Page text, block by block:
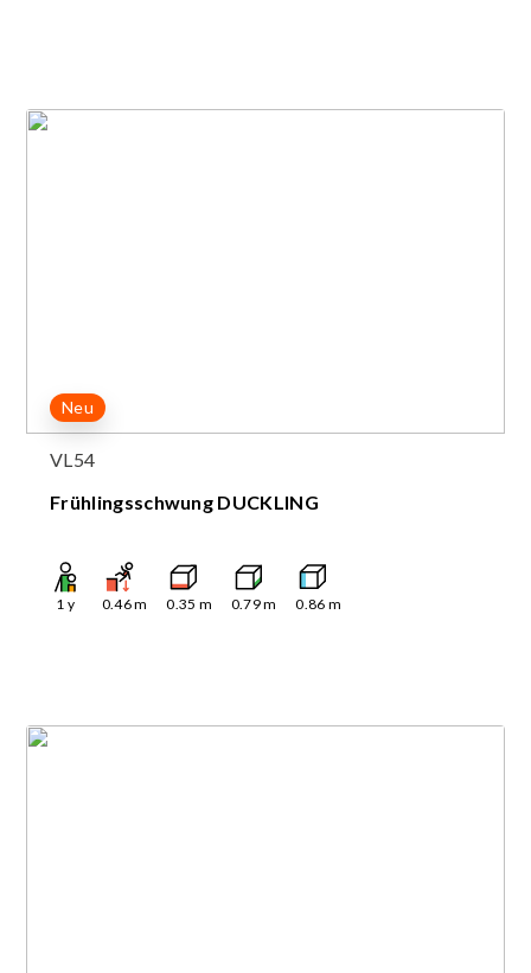
Neu
VL54
Frühlingsschwung DUCKLING
1 y 0.46m 0.35 m 0.79m 0.86 m